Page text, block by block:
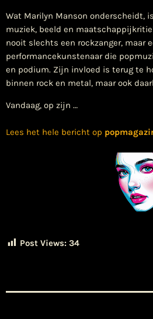
Wat Marilyn Manson onderscheidt,
muziek, beeld en
nooit slechts een rockzanger, maar
performancekunstenaar die
en podium. Zijn invloed is terug te
binnen rock en metal, maar ook
Vandaag, op zijn …
Lees het hele bericht op
Post Views: 34